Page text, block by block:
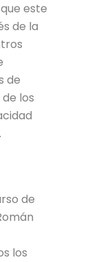
este
de la
de
los
de
los